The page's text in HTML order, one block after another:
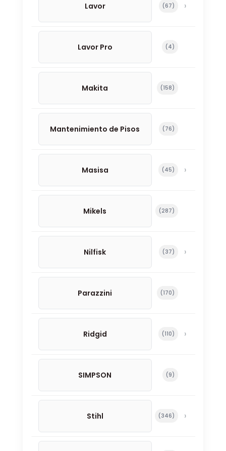
Lavor 6767 productos
Lavor Pro 44 productos
Makita 158158 productos
Mantenimiento de Pisos 7676 productos
Masisa 4545 productos
Mikels 287287 productos
Nilfisk 3737 productos
Parazzini 170170 productos
Ridgid 110110 productos
SIMPSON 99 productos
Stihl 346346 productos